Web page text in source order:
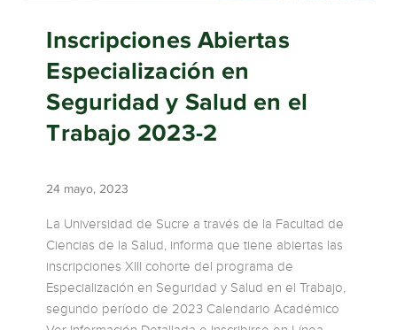
Inscripciones Abiertas
Especialización en
Seguridad y Salud en el
Trabajo 2023-2
24 mayo, 2023
La Universidad de Sucre a través de la Facultad de
Ciencias de la Salud, informa que tiene abiertas las
inscripciones XIII cohorte del programa de
Especialización en Seguridad y Salud en el Trabajo,
segundo período de 2023 Calendario Académico